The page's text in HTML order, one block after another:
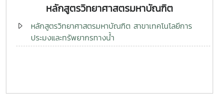
หลักสูตรวิทยาศาสตรมหาบัณฑิต
หลักสูตรวิทยาศาสตรมหาบัณฑิต สาขาเทคโนโลยีการ
ประมงและทรัพยากรทางน้ำ